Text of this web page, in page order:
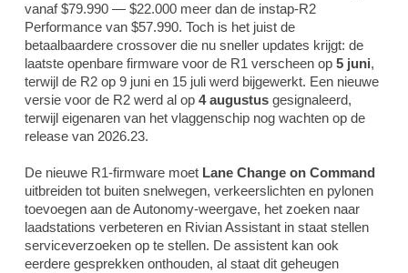
vanaf $79.990 — $22.000 meer dan de instap-R2
Performance van $57.990. Toch is het juist de
betaalbaardere crossover die nu sneller updates krijgt: de
laatste openbare firmware voor de R1 verscheen op 5 juni,
terwijl de R2 op 9 juni en 15 juli werd bijgewerkt. Een nieuwe
versie voor de R2 werd al op 4 augustus gesignaleerd,
terwijl eigenaren van het vlaggenschip nog wachten op de
release van 2026.23.
De nieuwe R1-firmware moet Lane Change on Command
uitbreiden tot buiten snelwegen, verkeerslichten en pylonen
toevoegen aan de Autonomy-weergave, het zoeken naar
laadstations verbeteren en Rivian Assistant in staat stellen
serviceverzoeken op te stellen. De assistent kan ook
eerdere gesprekken onthouden, al staat dit geheugen